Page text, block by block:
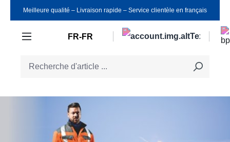
Passer au contenu principal
Meilleure qualité ‒ Livraison rapide ‒ Service clientèle en français
FR-FR